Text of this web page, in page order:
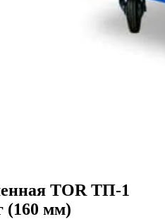
TOR ТП-1
(160 мм)